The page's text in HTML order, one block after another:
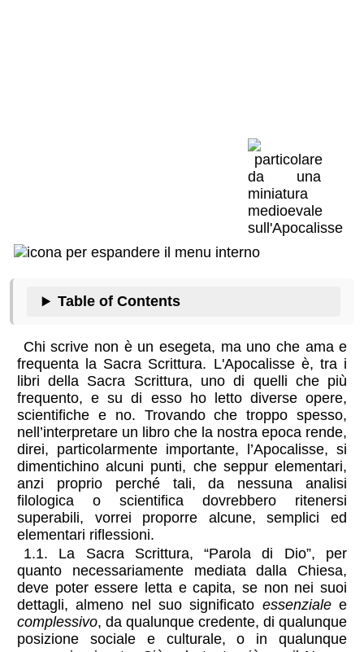
Table of Contents
Chi scrive non è un esegeta, ma uno che ama e
frequenta la Sacra Scrittura. L'Apocalisse è, tra i
libri della Sacra Scrittura, uno di quelli che più
frequento, e su di esso ho letto diverse opere,
scientifiche e no. Trovando che troppo spesso,
nell’interpretare un libro che la nostra epoca rende,
direi, particolarmente importante, l’Apocalisse, si
dimentichino alcuni punti, che seppur elementari,
anzi proprio perché tali, da nessuna analisi
filologica o scientifica dovrebbero ritenersi
superabili, vorrei proporre alcune, semplici ed
elementari riflessioni.
1.1. La Sacra Scrittura, “Parola di Dio”, per
quanto necessariamente mediata dalla Chiesa,
deve poter essere letta e capita, se non nei suoi
dettagli, almeno nel suo significato essenzialee
complessivo, da qualunque credente, di qualunque
posizione sociale e culturale, o in qualunque